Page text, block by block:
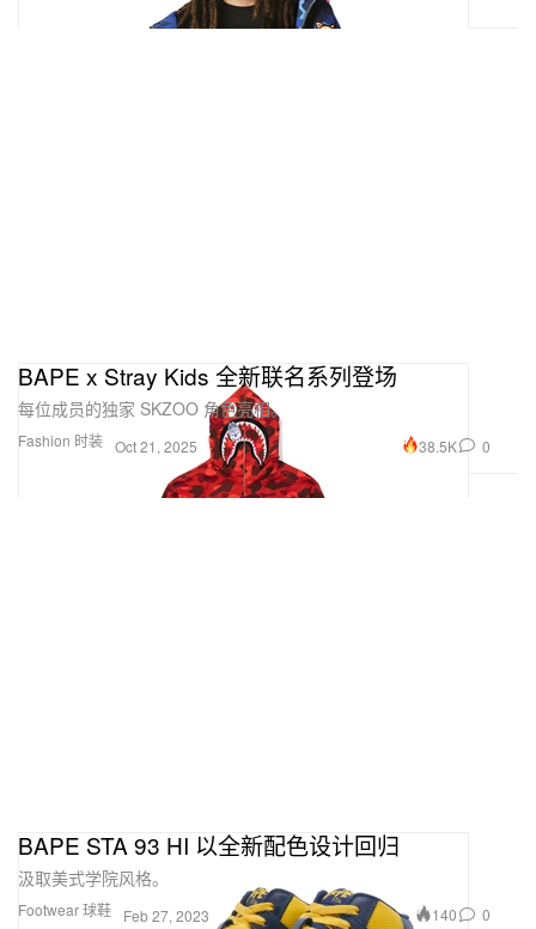
Fashion 时装
BAPE x Stray Kids 全新联名系列登场
每位成员的独家 SKZOO 角色亮相。
Oct 21, 2025 38.5K 0
Footwear 球鞋
BAPE STA 93 HI 以全新配色设计回归
汲取美式学院风格。
Feb 27, 2023 140 0